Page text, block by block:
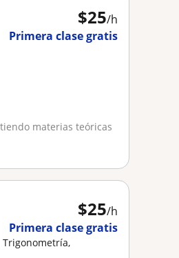
$25/h
Primera clase gratis
materias teóricas
$25/h
Primera clase gratis
Trigonometría,